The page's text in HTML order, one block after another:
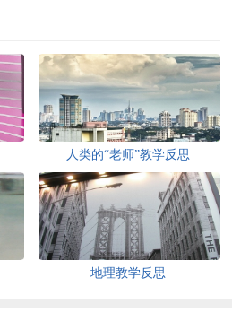
人类的“老师”教学反思
地理教学反思